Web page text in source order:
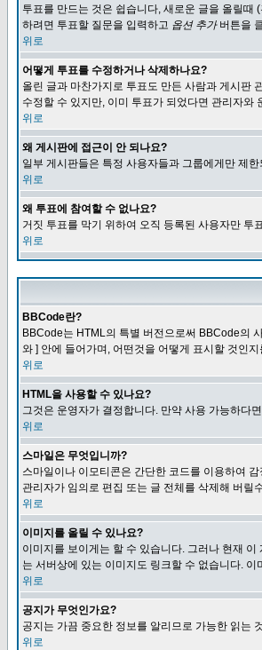
투표를 만드는 것은 쉽습니다, 새로운 글을 올릴때
하려면 투표할 질문을 입력하고 옵션 추가버튼을
위로
어떻게 투표를 수정하거나 삭제하나요?
올린 글과 마찬가지로 투표도 만든 사람과 게시판
수정할 수 있지만, 이미 투표가 되었다면 관리자와
위로
왜 게시판에 접근이 안 되나요?
일부 게시판들은 특정 사용자들과 그룹에게만 제
위로
왜 투표에 참여할 수 없나요?
거짓 투표를 막기 위하여 오직 등록된 사용자만 투
위로
BBCode란?
BBCode는 HTML의 특별 버전으로써 BBCode의
와 ] 안에 들어가며, 어떤것을 어떻게 표시할 것인
위로
HTML을 사용할 수 있나요?
그것은 운영자가 결정합니다. 만약 사용 가능하다
위로
스마일은 무엇입니까?
스마일이나 이모티콘은 간단한 코드를 이용하여
관리자가 임의로 편집 또는 글 전체를 삭제해 버릴
위로
이미지를 올릴 수 있나요?
이미지를 보이게는 할 수 있습니다. 그러나 현재
는 서버상에 있는 이미지도 링크할 수 없습니다.
위로
공지가 무엇인가요?
공지는 가끔 중요한 정보를 알리므로 가능한 읽는
위로